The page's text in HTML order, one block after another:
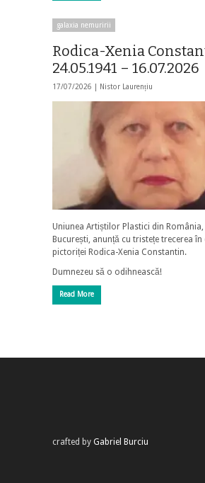
galaxia nemuririi
Rodica-Xenia
24.05.1941 – 16.07.2026
17/07/2026 | Nistor Laurențiu
Uniunea Artiștilor Plastici din
București, anunță cu tristețe trecerea în
pictoriței Rodica-Xenia Constantin.
Dumnezeu să o odihnească!
Read More
crafted by Gabriel Burciu